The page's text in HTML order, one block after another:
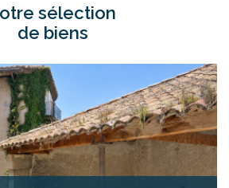
25KM
Terrasse
notre sélection
de biens